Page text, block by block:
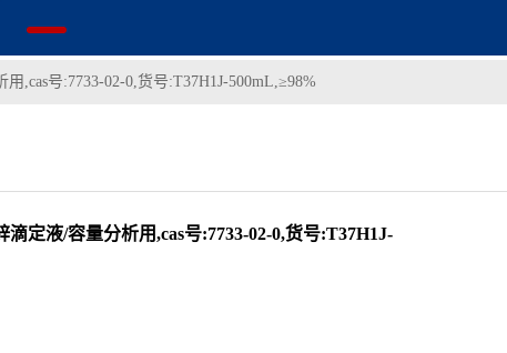
,cas号:7733-02-0,货号:T37H1J-500mL,≥98%
定液/容量分析用,cas号:7733-02-0,货号:T37H1J-